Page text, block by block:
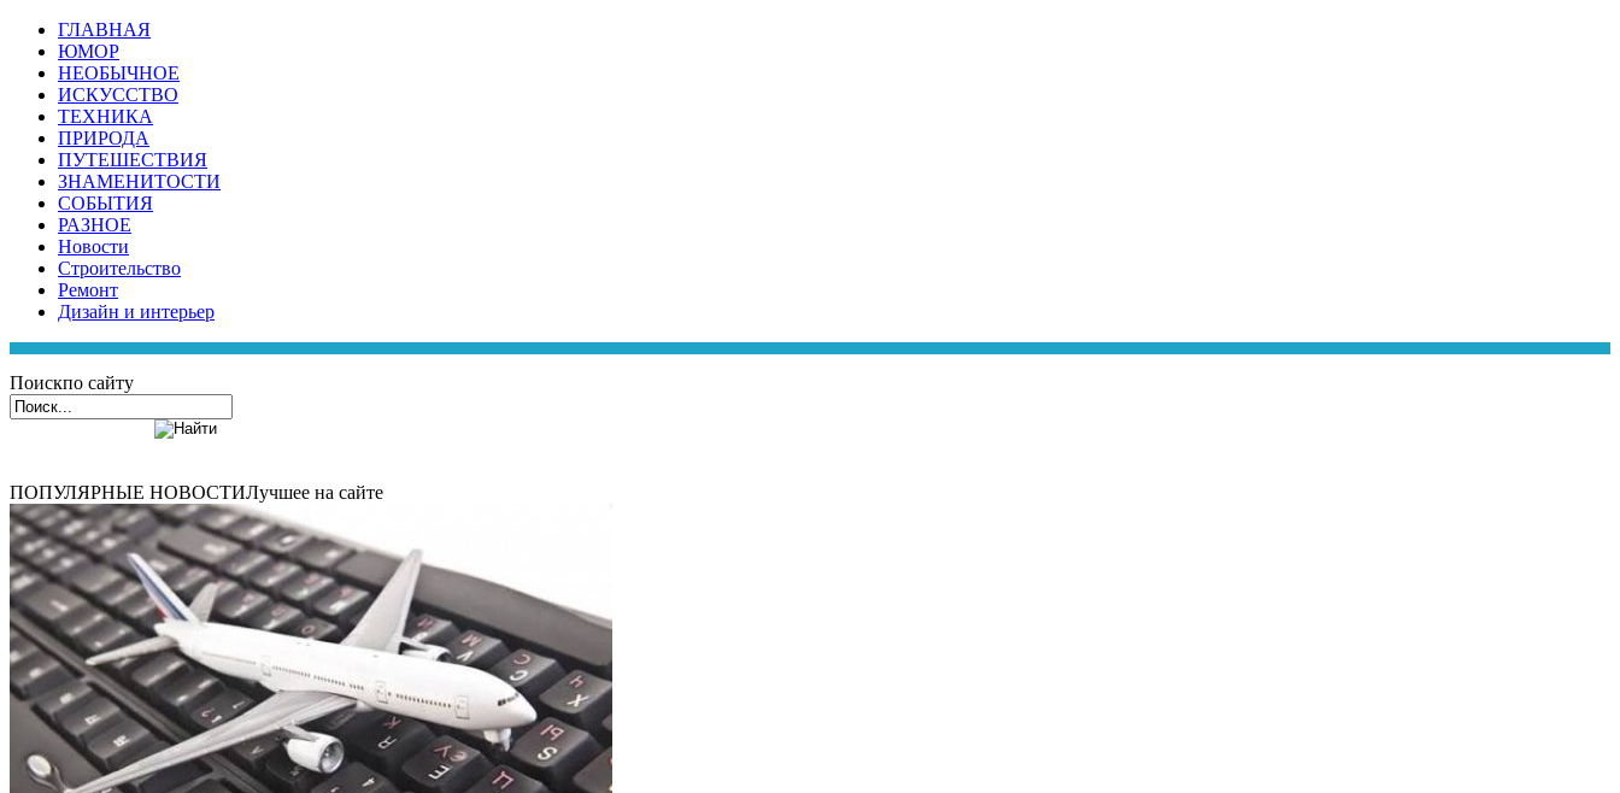
ГЛАВНАЯ
ЮМОР
НЕОБЫЧНОЕ
ИСКУССТВО
ТЕХНИКА
ПРИРОДА
ПУТЕШЕСТВИЯ
ЗНАМЕНИТОСТИ
СОБЫТИЯ
РАЗНОЕ
Новости
Строительство
Ремонт
Дизайн и интерьер
Поискпо сайту
ПОПУЛЯРНЫЕ НОВОСТИЛучшее на сайте